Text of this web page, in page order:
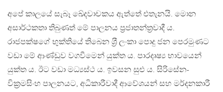
අපේ කාලයේ සැබෑ ඛේදවාචකය ඇත්තේ එතැනයි. මොන
අසාර්ථකතා තිබුණත් මේ පාලනය ප‍්‍රජාතන්ත‍්‍රවාදී ය.
රාජපක්ෂගේ භුක්තියේ තිබෙන ශ‍්‍රී ලංකා පොදු ජන පෙරමුණට
වඩා මේ ආණ්ඩුව වගවීමෙන් යුක්ත ය. පාරදෘෂ්‍ය භාවයෙන්
යුක්ත ය. ඊට වඩා මධ්‍යස්ථ ය. ඉවසන සුළු ය. සිරිසේන-
වික‍්‍රමසිංහ පාලනයට, අධිකාරීවාදී ආවේශයන් සහ මර්දනකාරී